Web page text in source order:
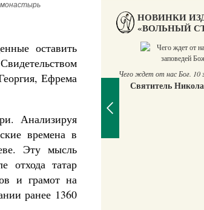
монастырь
оставить
Ефрема
Анализируя
времена в
Эту мысль
отхода татар
и грамот на
ранее 1360
НОВИНКИ
«ВОЛЬНЫЙ
Победоносец. Научись у
Котов
Чего ждет от нас Бог. 10
Святитель